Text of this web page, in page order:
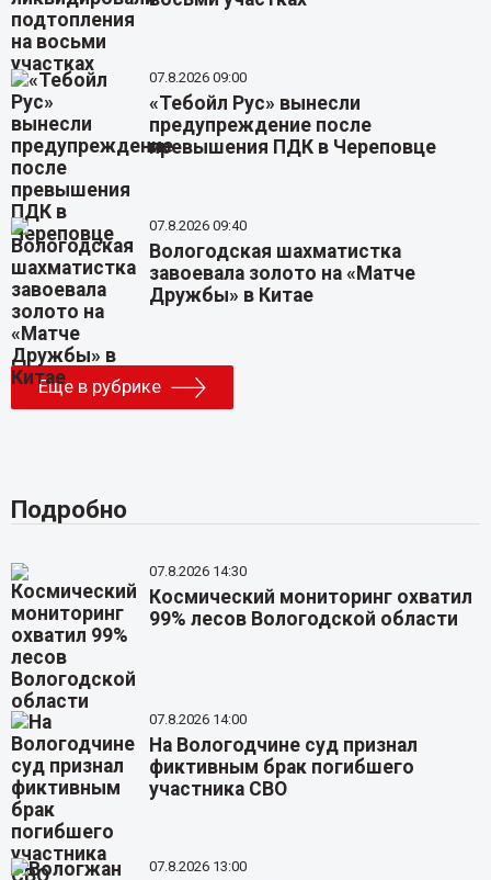
07.8.2026 09:00
«Тебойл Рус» вынесли
предупреждение после
превышения ПДК в Череповце
07.8.2026 09:40
Вологодская шахматистка
завоевала золото на «Матче
Дружбы» в Китае
Еще в рубрике
Подробно
07.8.2026 14:30
Космический мониторинг охватил
99% лесов Вологодской области
07.8.2026 14:00
На Вологодчине суд признал
фиктивным брак погибшего
участника СВО
07.8.2026 13:00